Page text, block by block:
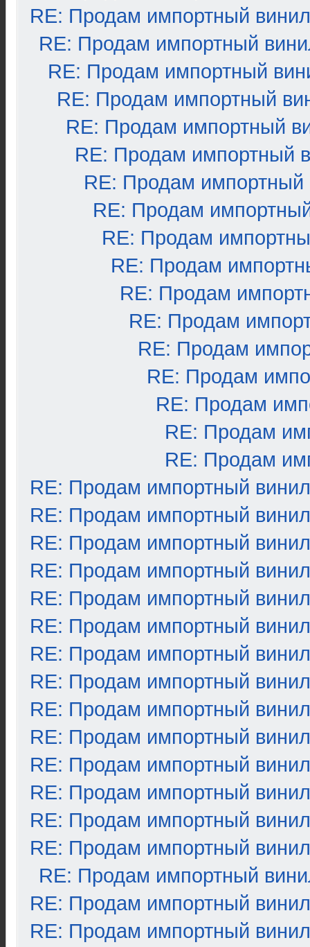
RE: Продам импортный винил
RE: Продам импортный
RE: Продам импортный
RE: Продам импортный
RE: Продам импортный
RE: Продам импортный
RE: Продам импортный
RE: Продам
RE: Продам
RE: Продам
RE: Продам
RE: Продам
RE: Продам
RE: Продам
RE: Продам
RE: Продам
RE: Продам
RE: Продам импортный винил
RE: Продам импортный винил
RE: Продам импортный винил
RE: Продам импортный винил
RE: Продам импортный винил
RE: Продам импортный винил
RE: Продам импортный винил
RE: Продам импортный винил
RE: Продам импортный винил
RE: Продам импортный винил
RE: Продам импортный винил
RE: Продам импортный винил
RE: Продам импортный винил
RE: Продам импортный винил
RE: Продам импортный
RE: Продам импортный винил
RE: Продам импортный винил